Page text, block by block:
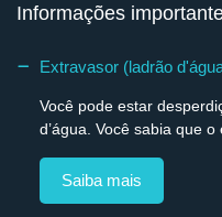
Informações
Extravasor (ladrão
Você pode estar
d’água. Você sabia que
Saiba mais